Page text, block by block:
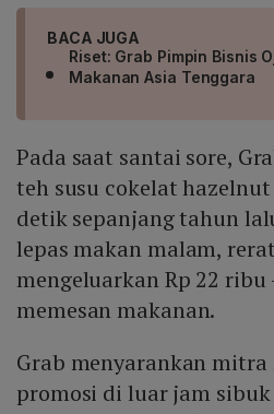
BACA JUGA
Riset: Grab Pimpin Bisnis
Makanan Asia Tenggara
Pada saat santai sore,
teh susu cokelat
detik sepanjang tahun
lepas makan malam,
mengeluarkan Rp 22
memesan makanan.
Grab menyarankan
promosi di luar jam sibuk